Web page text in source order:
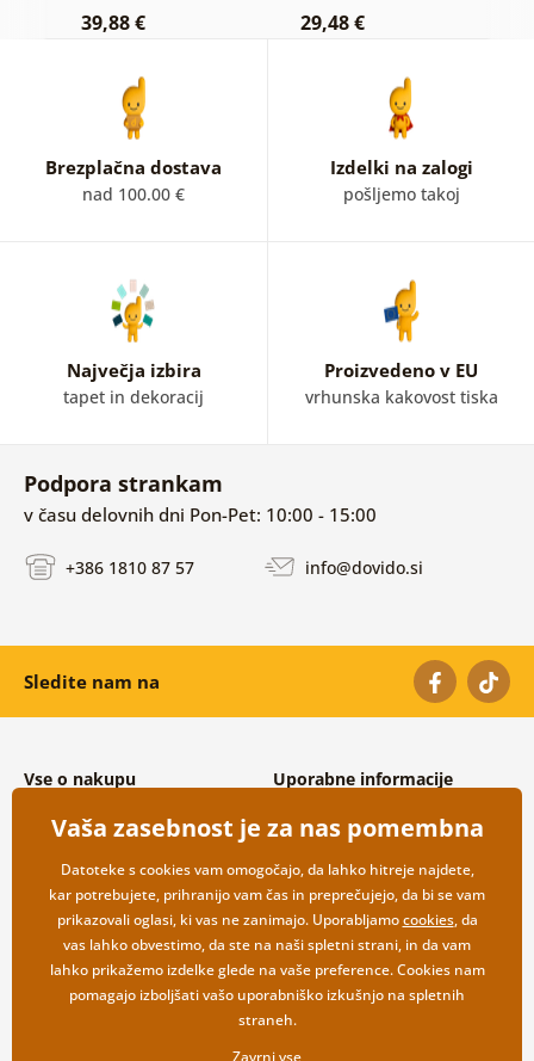
39,88 € 29,48 €
Brezplačna dostava
nad 100.00 €
Izdelki na zalogi
pošljemo takoj
Največja izbira
tapet in dekoracij
Proizvedeno v EU
vrhunska kakovost tiska
Podpora strankam
v času delovnih dni Pon-Pet: 10:00 - 15:00
+386 1810 87 57 info@dovido.si
Sledite nam na
Vse o nakupu
Splošni in reklamacijski pogoji
Varovanje osebnih podatkov
Možnosti dostave in plačila
Vračilo blaga
Uporabne informacije
Pogosto zastavljena vprašanja
Kontakti
Veleprodaja
Vaša zasebnost je za nas pomembna
Datoteke s cookies vam omogočajo, da lahko hitreje najdete,
kar potrebujete, prihranijo vam čas in preprečujejo, da bi se vam
prikazovali oglasi, ki vas ne zanimajo. Uporabljamocookies, da
vas lahko obvestimo, da ste na naši spletni strani, in da vam
lahko prikažemo izdelke glede na vaše preference. Cookies nam
pomagajo izboljšati vašo uporabniško izkušnjo na spletnih
straneh.
Zavrni vse